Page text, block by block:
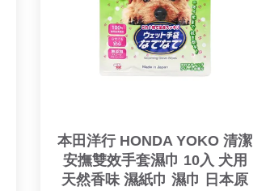
本田洋行 HONDA YOKO 清潔
安撫雙效手套濕巾 10入 犬用
天然香味 濕紙巾 濕巾 日本原